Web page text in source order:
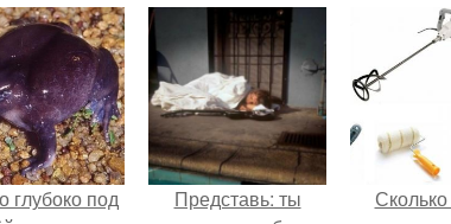
глубоко под
Представь: ты